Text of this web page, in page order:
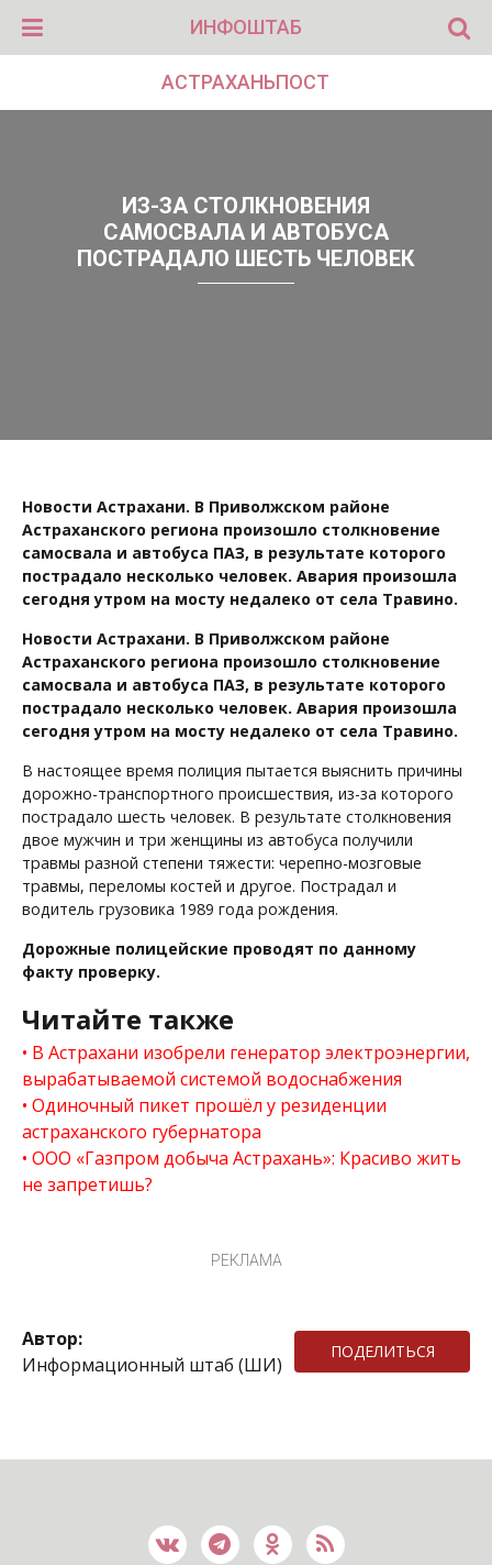
ИНФОШТАБ
АСТРАХАНЬПОСТ
ИЗ-ЗА СТОЛКНОВЕНИЯ
САМОСВАЛА И АВТОБУСА
ПОСТРАДАЛО ШЕСТЬ ЧЕЛОВЕК
Новости Астрахани. В Приволжском районе
Астраханского региона произошло столкновение
самосвала и автобуса ПАЗ, в результате которого
пострадало несколько человек. Авария произошла
сегодня утром на мосту недалеко от села Травино.
Новости Астрахани. В Приволжском районе
Астраханского региона произошло столкновение
самосвала и автобуса ПАЗ, в результате которого
пострадало несколько человек. Авария произошла
сегодня утром на мосту недалеко от села Травино.
В настоящее время полиция пытается выяснить причины
дорожно-транспортного происшествия, из-за которого
пострадало шесть человек. В результате столкновения
двое мужчин и три женщины из автобуса получили
травмы разной степени тяжести: черепно-мозговые
травмы, переломы костей и другое. Пострадал и
водитель грузовика 1989 года рождения.
Дорожные полицейские проводят по данному
факту проверку.
Читайте также
В Астрахани изобрели генератор электроэнергии,
вырабатываемой системой водоснабжения
Одиночный пикет прошёл у резиденции
астраханского губернатора
ООО «Газпром добыча Астрахань»: Красиво жить
не запретишь?
РЕКЛАМА
Автор:
Информационный штаб (ШИ)
ПОДЕЛИТЬСЯ